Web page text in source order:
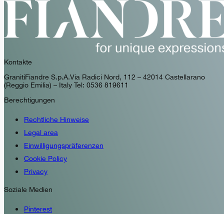
Kontakte
GranitiFiandre S.p.A. Via Radici Nord, 112 – 42014 Castellarano
(Reggio Emilia) – Italy Tel: 0536 819611
Berechtigungen
Rechtliche Hinweise
Legal area
Einwilligungspräferenzen
Cookie Policy
Privacy
Soziale Medien
Pinterest